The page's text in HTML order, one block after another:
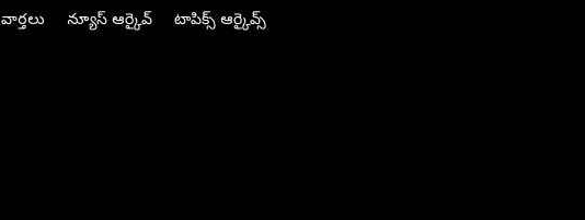
వార్తలు న్యూస్ ఆర్కైవ్ టాపిక్స్ ఆర్కైవ్స్